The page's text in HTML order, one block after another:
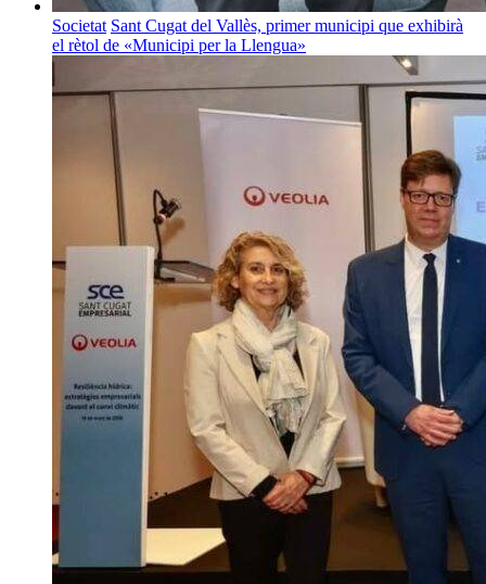
Societat Sant Cugat del Vallès, primer municipi que exhibirà
el rètol de «Municipi per la Llengua»